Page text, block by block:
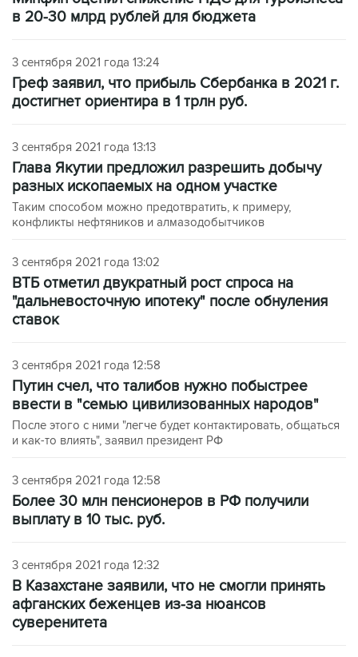
в 20-30 млрд рублей для бюджета
3 сентября 2021 года 13:24
Греф заявил, что прибыль Сбербанка в 2021 г.
достигнет ориентира в 1 трлн руб.
3 сентября 2021 года 13:13
Глава Якутии предложил разрешить добычу
разных ископаемых на одном участке
Таким способом можно предотвратить, к примеру,
конфликты нефтяников и алмазодобытчиков
3 сентября 2021 года 13:02
ВТБ отметил двукратный рост спроса на
"дальневосточную ипотеку" после обнуления
ставок
3 сентября 2021 года 12:58
Путин счел, что талибов нужно побыстрее
ввести в "семью цивилизованных народов"
После этого с ними "легче будет контактировать, общаться
и как-то влиять", заявил президент РФ
3 сентября 2021 года 12:58
Более 30 млн пенсионеров в РФ получили
выплату в 10 тыс. руб.
3 сентября 2021 года 12:32
В Казахстане заявили, что не смогли принять
афганских беженцев из-за нюансов
суверенитета